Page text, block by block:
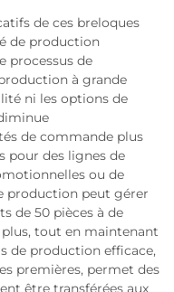
de ces breloques
de production
processus de
à grande
ni les options de
de commande plus
pour des lignes de
ou de
production peut gérer
de 50 pièces à de
plus, tout en maintenant
de production efficace,
premières, permet des
être transférées aux